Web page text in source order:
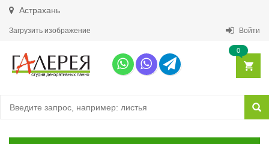
Астрахань
Загрузить изображение Войти
0